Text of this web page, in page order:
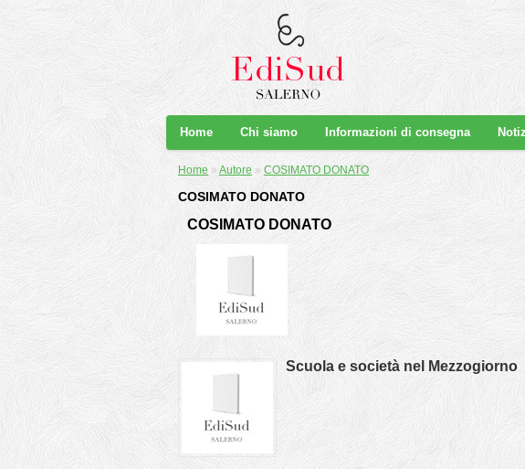
Home Chi siamo Informazioni di consegna
Home » Autore » COSIMATO DONATO
COSIMATO DONATO
COSIMATO DONATO
Scuola e società nel Mezzogiorno